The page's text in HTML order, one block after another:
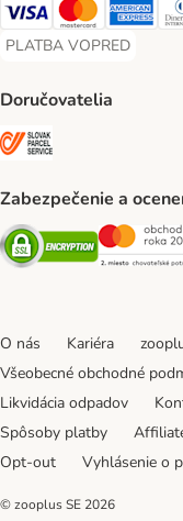
Visa Payment Method
MastercardAmerican
PLATBA VOPRED
PLATBA VOPRED
Doručovatelia
Zabezpečenie a
Security
O nás Kariéra
Všeobecné obchodné
Likvidácia odpadov
Spôsoby platby
Opt-out
Vyhlásenie o
© zooplus SE 2026